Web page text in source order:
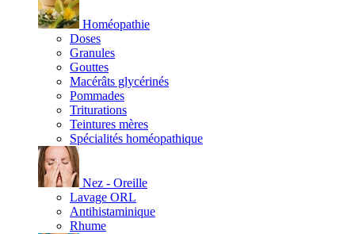
Homéopathie
Doses
Granules
Gouttes
Macérâts glycérinés
Pommades
Triturations
Teintures mères
Spécialités homéopathique
Nez - Oreille
Lavage ORL
Antihistaminique
Rhume